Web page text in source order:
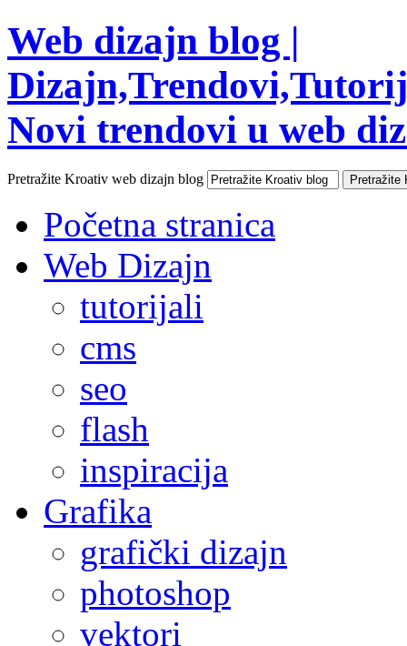
Web dizajn blog |
Novi trendovi u web
Pretražite Kroativ web dizajn blog
Početna stranica
Web Dizajn
tutorijali
cms
seo
flash
inspiracija
Grafika
grafički dizajn
photoshop
vektori